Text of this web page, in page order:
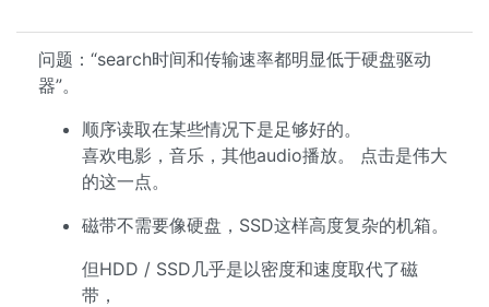
问题：“search时间和传输速率都明显低于硬盘驱动
器”。
顺序读取在某些情况下是足够好的。
喜欢电影，音乐，其他audio播放。 点击是伟大
的这一点。
磁带不需要像硬盘，SSD这样高度复杂的机箱。
但HDD / SSD几乎是以密度和速度取代了磁
带，